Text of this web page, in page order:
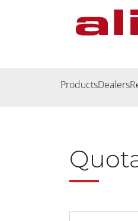
ProductsDealers